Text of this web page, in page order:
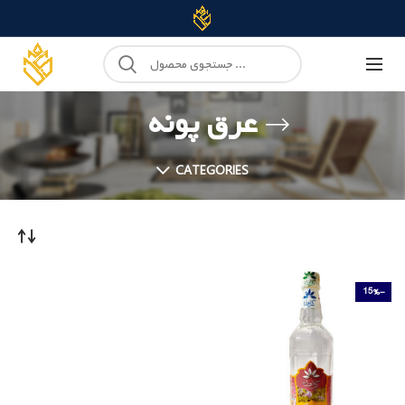
عرق پونه
CATEGORIES
-15%